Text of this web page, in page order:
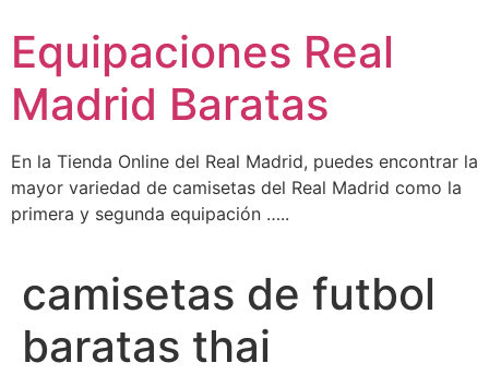
contenido
Equipaciones Real
Madrid Baratas
En la Tienda Online del Real Madrid, puedes encontrar la
mayor variedad de camisetas del Real Madrid como la
primera y segunda equipación …..
camisetas de futbol
baratas thai